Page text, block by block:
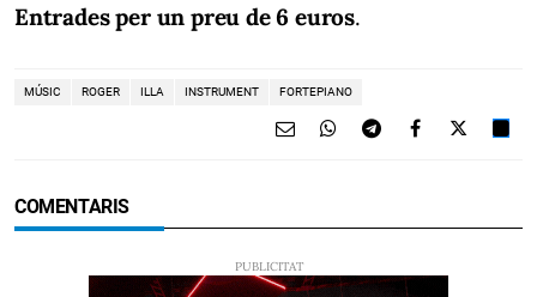
Entrades per un preu de 6 euros.
MÚSIC ROGER ILLA INSTRUMENT FORTEPIANO
COMENTARIS